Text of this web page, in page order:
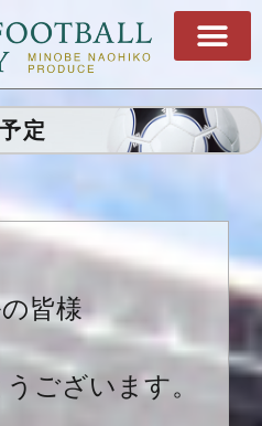
定
皆様
ございます。